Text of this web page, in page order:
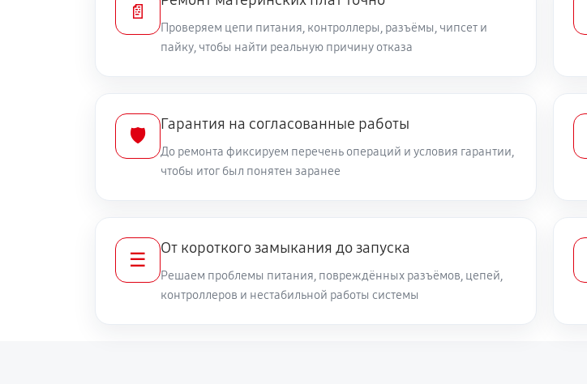
📄
Проверяем цепи питания, контроллеры, разъёмы, чипсет и
пайку, чтобы найти реальную причину отказа
🛡️
Гарантия на согласованные работы
До ремонта фиксируем перечень операций и условия гарантии,
чтобы итог был понятен заранее
☰
От короткого замыкания до запуска
Решаем проблемы питания, повреждённых разъёмов, цепей,
контроллеров и нестабильной работы системы